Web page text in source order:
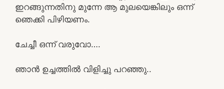
ഇറങ്ങുന്നതിനു മുന്നേ ആ മുലയെങ്കിലും ഒന്ന്
ഞെക്കി പിഴിയണം.
ചേച്ചീ ഒന്ന് വരുവോ….
ഞാൻ ഉച്ചത്തിൽ വിളിച്ചു പറഞ്ഞു..